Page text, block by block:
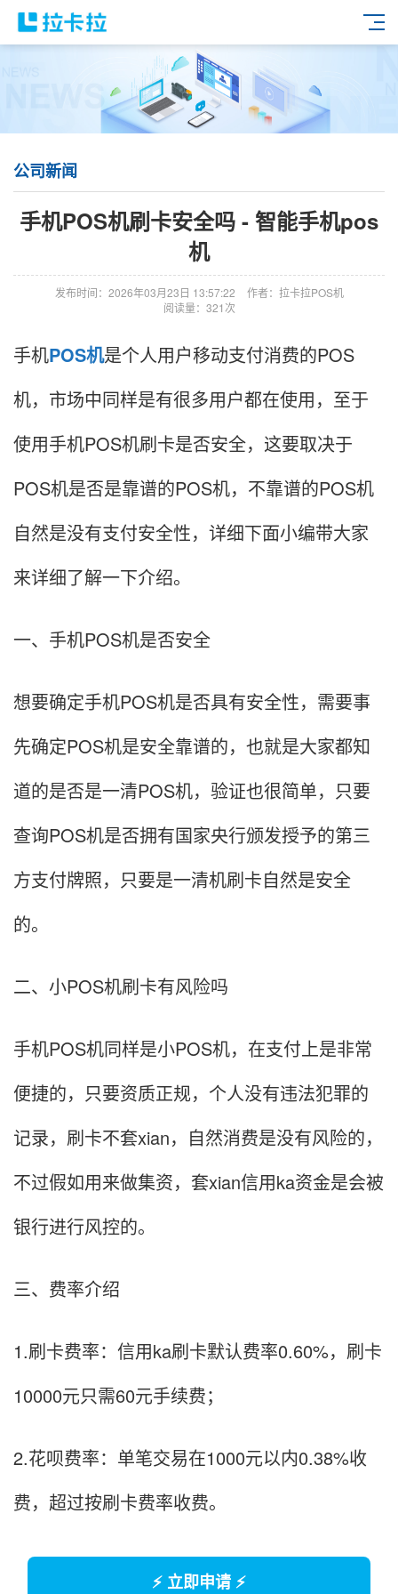
公司新闻
手机POS机刷卡安全吗 - 智能手机pos
机
发布时间：2026年03月23日 13:57:22
作者：拉卡拉POS机
阅读量：321次
手机POS机是个人用户移动支付消费的POS
机，市场中同样是有很多用户都在使用，至于
使用手机POS机刷卡是否安全，这要取决于
POS机是否是靠谱的POS机，不靠谱的POS机
自然是没有支付安全性，详细下面小编带大家
来详细了解一下介绍。
一、手机POS机是否安全
想要确定手机POS机是否具有安全性，需要事
先确定POS机是安全靠谱的，也就是大家都知
道的是否是一清POS机，验证也很简单，只要
查询POS机是否拥有国家央行颁发授予的第三
方支付牌照，只要是一清机刷卡自然是安全
的。
二、小POS机刷卡有风险吗
手机POS机同样是小POS机，在支付上是非常
便捷的，只要资质正规，个人没有违法犯罪的
记录，刷卡不套xian，自然消费是没有风险的，
不过假如用来做集资，套xian信用ka资金是会被
银行进行风控的。
三、费率介绍
1.刷卡费率：信用ka刷卡默认费率0.60%，刷卡
10000元只需60元手续费；
2.花呗费率：单笔交易在1000元以内0.38%收
费，超过按刷卡费率收费。
⚡ 立即申请 ⚡